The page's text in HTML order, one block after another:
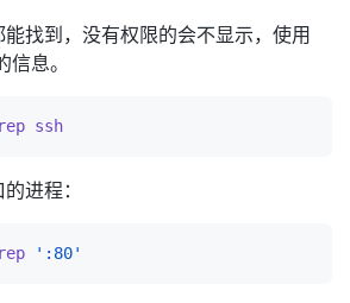
找到，没有权限的会不显示，使用
息。
ssh
进程：
':80'